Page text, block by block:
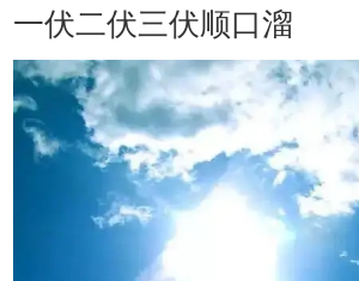
一伏二伏三伏顺口溜